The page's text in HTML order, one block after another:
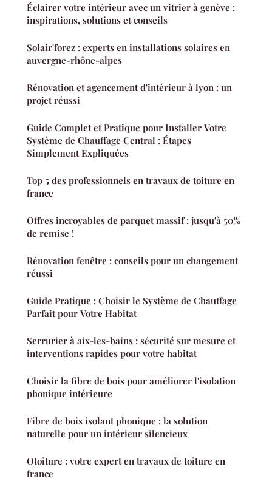
Éclairer votre intérieur avec un vitrier à genève :
inspirations, solutions et conseils
Solair'forez : experts en installations solaires en
auvergne-rhône-alpes
Rénovation et agencement d'intérieur à lyon : un
projet réussi
Guide Complet et Pratique pour Installer Votre
Système de Chauffage Central : Étapes
Simplement Expliquées
Top 5 des professionnels en travaux de toiture en
france
Offres incroyables de parquet massif : jusqu'à 50%
de remise !
Rénovation fenêtre : conseils pour un changement
réussi
Guide Pratique : Choisir le Système de Chauffage
Parfait pour Votre Habitat
Serrurier à aix-les-bains : sécurité sur mesure et
interventions rapides pour votre habitat
Choisir la fibre de bois pour améliorer l'isolation
phonique intérieure
Fibre de bois isolant phonique : la solution
naturelle pour un intérieur silencieux
Otoiture : votre expert en travaux de toiture en
france